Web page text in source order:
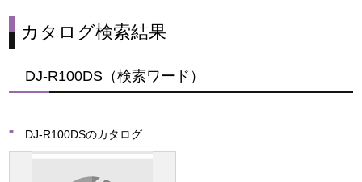
カタログ検索結果
DJ-R100DS（検索ワード）
DJ-R100DSのカタログ